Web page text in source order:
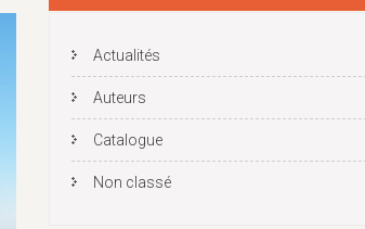
Actualités
Auteurs
Catalogue
Non classé